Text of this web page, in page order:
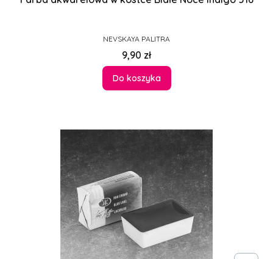
PRODUCENT
NEVSKAYA PALITRA
Cena
9,90 zł
Do koszyka